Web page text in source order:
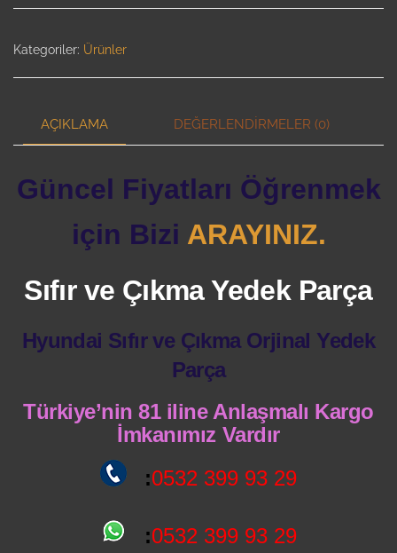
Kategoriler: Ürünler
AÇIKLAMA DEĞERLENDIRMELER (0)
Güncel Fiyatları Öğrenmek
için Bizi ARAYINIZ.
Sıfır ve Çıkma Yedek Parça
Hyundai Sıfır ve Çıkma Orjinal Yedek
Parça
Türkiye’nin 81 iline Anlaşmalı Kargo
İmkanımız Vardır
:0532 399 93 29
:0532 399 93 29